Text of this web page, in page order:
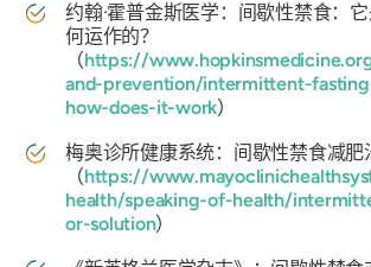
约翰·霍普金斯医学：间歇性禁食：
何运作的？
（https://
and-prevention/intermittent-
how-does-it-work）
梅奥诊所健康系统：间歇性禁食减肥
（https://
health/speaking-of-health/
or-solution）